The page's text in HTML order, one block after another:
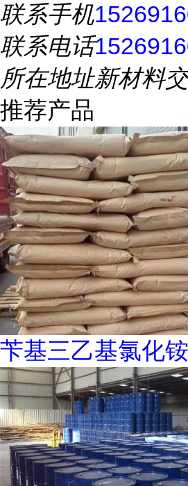
联系手机
联系电话
所在地址新材料
推荐产品
苄基三乙基氯化铵